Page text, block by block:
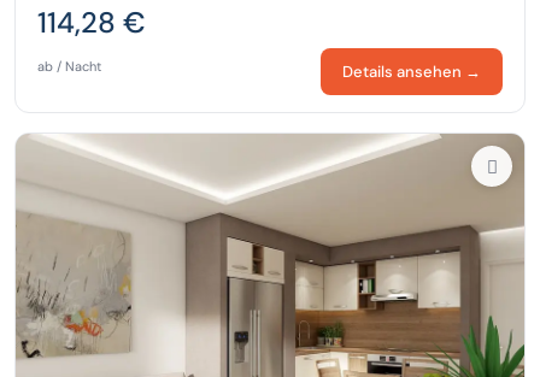
114,28 €
ab / Nacht Details ansehen →